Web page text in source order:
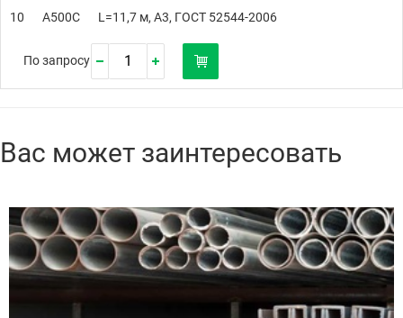
10 А500С L=11,7 м, А3, ГОСТ 52544-2006
По запросу
Вас может заинтересовать